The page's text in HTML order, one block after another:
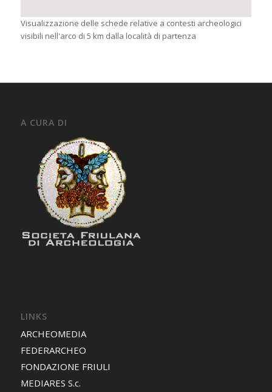
Visualizzazione delle schede relative a contesti archeologici
visibili nell'arco di 5 km dalla località di partenza
A CURA DI
LINKS
ARCHEOMEDIA
FEDERARCHEO
FONDAZIONE FRIULI
MEDIARES S.c.